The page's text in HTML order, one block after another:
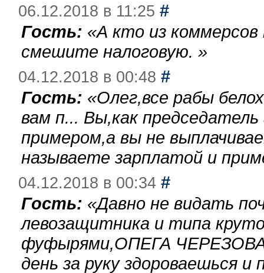
06.12.2018 в 11:25 #
Гость: «А кто из
смешите налоговую. »
04.12.2018 в 00:48 #
Гость: «Олег,все рабы
вам п... Вы,как
примером,а вы не
называете зарплатой и
04.12.2018 в 00:34 #
Гость: «Давно не видать
левозащитника и типа
фуфырями,ОПЕГА
день за руку здороваешься